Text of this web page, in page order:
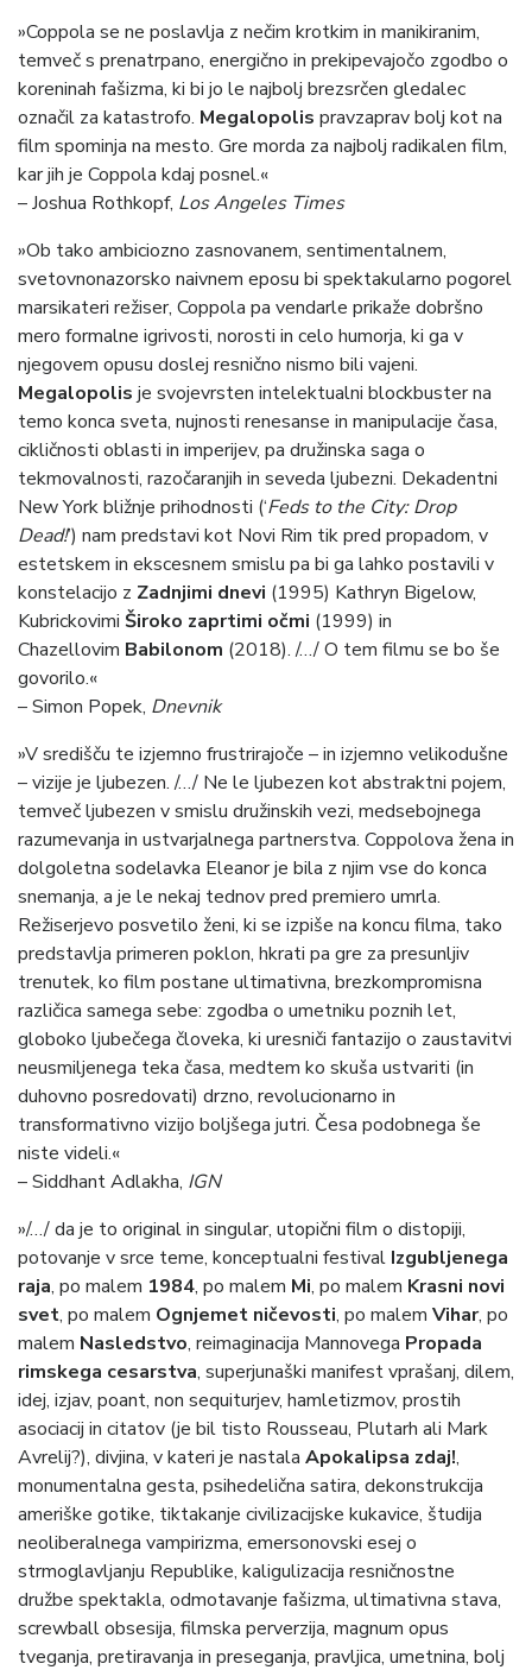
»Coppola se ne poslavlja z nečim krotkim in manikiranim,
temveč s prenatrpano, energično in prekipevajočo zgodbo o
koreninah fašizma, ki bi jo le najbolj brezsrčen gledalec
označil za katastrofo. Megalopolis pravzaprav bolj kot na
film spominja na mesto. Gre morda za najbolj radikalen film,
kar jih je Coppola kdaj posnel.«
– Joshua Rothkopf, Los Angeles Times
»Ob tako ambiciozno zasnovanem, sentimentalnem,
svetovnonazorsko naivnem eposu bi spektakularno pogorel
marsikateri režiser, Coppola pa vendarle prikaže dobršno
mero formalne igrivosti, norosti in celo humorja, ki ga v
njegovem opusu doslej resnično nismo bili vajeni.
Megalopolis je svojevrsten intelektualni blockbuster na
temo konca sveta, nujnosti renesanse in manipulacije časa,
cikličnosti oblasti in imperijev, pa družinska saga o
tekmovalnosti, razočaranjih in seveda ljubezni. Dekadentni
New York bližnje prihodnosti (‘Feds to the City: Drop
Dead!’) nam predstavi kot Novi Rim tik pred propadom, v
estetskem in ekscesnem smislu pa bi ga lahko postavili v
konstelacijo z Zadnjimi dnevi (1995) Kathryn Bigelow,
Kubrickovimi Široko zaprtimi očmi (1999) in
Chazellovim Babilonom (2018). /…/ O tem filmu se bo še
govorilo.«
– Simon Popek, Dnevnik
»V središču te izjemno frustrirajoče – in izjemno velikodušne
– vizije je ljubezen. /…/ Ne le ljubezen kot abstraktni pojem,
temveč ljubezen v smislu družinskih vezi, medsebojnega
razumevanja in ustvarjalnega partnerstva. Coppolova žena in
dolgoletna sodelavka Eleanor je bila z njim vse do konca
snemanja, a je le nekaj tednov pred premiero umrla.
Režiserjevo posvetilo ženi, ki se izpiše na koncu filma, tako
predstavlja primeren poklon, hkrati pa gre za presunljiv
trenutek, ko film postane ultimativna, brezkompromisna
različica samega sebe: zgodba o umetniku poznih let,
globoko ljubečega človeka, ki uresniči fantazijo o zaustavitvi
neusmiljenega teka časa, medtem ko skuša ustvariti (in
duhovno posredovati) drzno, revolucionarno in
transformativno vizijo boljšega jutri. Česa podobnega še
niste videli.«
– Siddhant Adlakha, IGN
»/…/ da je to original in singular, utopični film o distopiji,
potovanje v srce teme, konceptualni festival Izgubljenega
raja, po malem 1984, po malem Mi, po malem Krasni novi
svet, po malem Ognjemet ničevosti, po malem Vihar, po
malem Nasledstvo, reimaginacija Mannovega Propada
rimskega cesarstva, superjunaški manifest vprašanj, dilem,
idej, izjav, poant, non sequiturjev, hamletizmov, prostih
asociacij in citatov (je bil tisto Rousseau, Plutarh ali Mark
Avrelij?), divjina, v kateri je nastala Apokalipsa zdaj!,
monumentalna gesta, psihedelična satira, dekonstrukcija
ameriške gotike, tiktakanje civilizacijske kukavice, študija
neoliberalnega vampirizma, emersonovski esej o
strmoglavljanju Republike, kaligulizacija resničnostne
družbe spektakla, odmotavanje fašizma, ultimativna stava,
screwball obsesija, filmska perverzija, magnum opus
tveganja, pretiravanja in preseganja, pravljica, umetnina, bolj